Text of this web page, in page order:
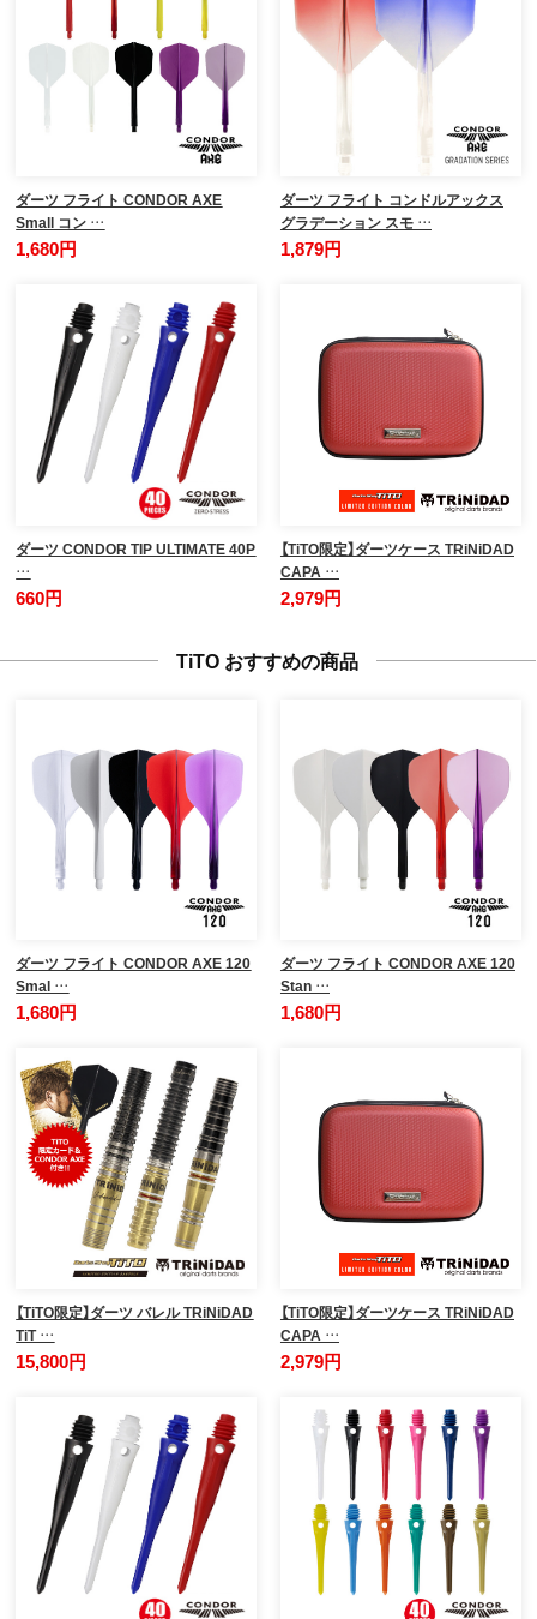
ダーツ フライト CONDOR AXE
Small コン …
1,680円
ダーツ フライト コンドルアックス
グラデーション スモ …
1,879円
ダーツ CONDOR TIP ULTIMATE 40P
…
660円
【TiTO限定】ダーツケース TRiNiDAD
CAPA …
2,979円
TiTO おすすめの商品
ダーツ フライト CONDOR AXE 120
Smal …
1,680円
ダーツ フライト CONDOR AXE 120
Stan …
1,680円
【TiTO限定】ダーツ バレル TRiNiDAD
TiT …
15,800円
【TiTO限定】ダーツケース TRiNiDAD
CAPA …
2,979円